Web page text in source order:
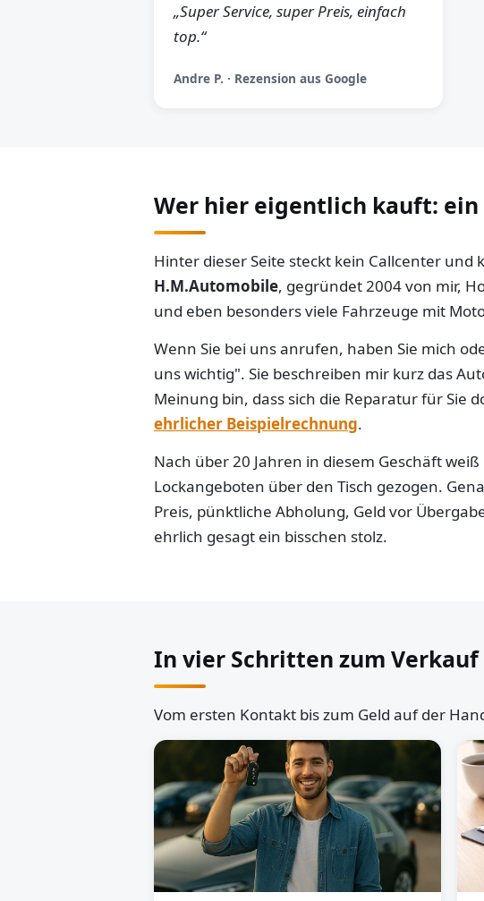
„Super Service, super Preis, einfach
top.“
Andre P. · Rezension aus Google
Wer hier eigentlich kauft:
Hinter dieser Seite steckt kein Callcenter
H.M.Automobile, gegründet 2004 von mir,
und eben besonders viele Fahrzeuge mit
Wenn Sie bei uns anrufen, haben Sie mich
uns wichtig". Sie beschreiben mir kurz das
Meinung bin, dass sich die Reparatur für Sie
ehrlicher Beispielrechnung.
Nach über 20 Jahren in diesem Geschäft
Lockangeboten über den Tisch gezogen.
Preis, pünktliche Abholung, Geld vor
ehrlich gesagt ein bisschen stolz.
In vier Schritten zum Verkauf
Vom ersten Kontakt bis zum Geld auf der